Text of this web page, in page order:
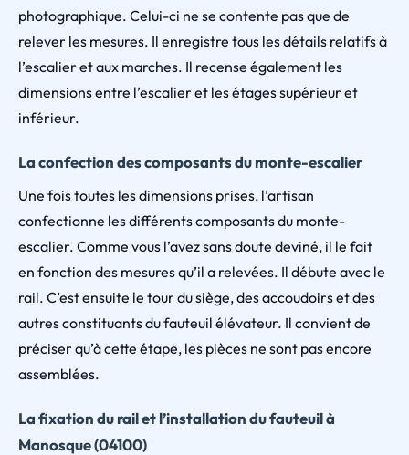
photographique. Celui-ci ne se contente pas que de
relever les mesures. Il enregistre tous les détails relatifs à
l’escalier et aux marches. Il recense également les
dimensions entre l’escalier et les étages supérieur et
inférieur.
La confection des composants du monte-escalier
Une fois toutes les dimensions prises, l’artisan
confectionne les différents composants du monte-
escalier. Comme vous l’avez sans doute deviné, il le fait
en fonction des mesures qu’il a relevées. Il débute avec le
rail. C’est ensuite le tour du siège, des accoudoirs et des
autres constituants du fauteuil élévateur. Il convient de
préciser qu’à cette étape, les pièces ne sont pas encore
assemblées.
La fixation du rail et l’installation du fauteuil à
Manosque (04100)